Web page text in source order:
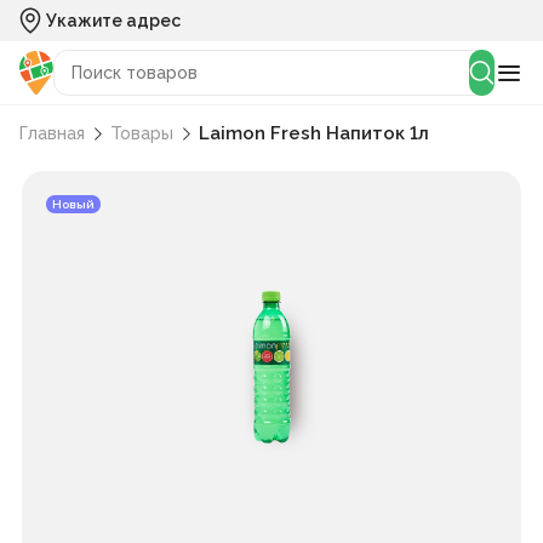
Укажите адрес
Главная Товары Laimon Fresh Напиток 1л
Новый